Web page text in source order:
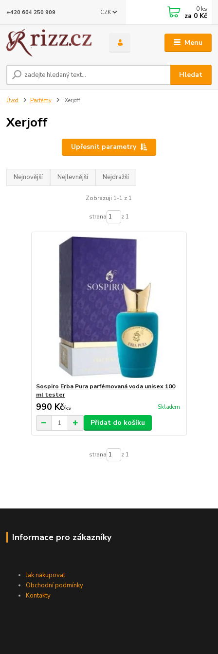
Menu
CZK
Hledat
+420 604 250 909 0 ks
za 0 Kč
Úvod Parfémy Xerjoff
Xerjoff
Upřesnit parametry
Nejnovější Nejlevnější Nejdražší
Zobrazuji 1-1 z 1
strana z 1
Sospiro Erba Pura parfémovaná voda unisex 100
ml tester
990 Kč/ks Skladem
Přidat do košíku
strana z 1
Informace pro zákazníky
Jak nakupovat
Obchodní podmínky
Kontakty